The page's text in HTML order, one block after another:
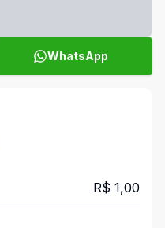
WhatsApp
R$ 1,00